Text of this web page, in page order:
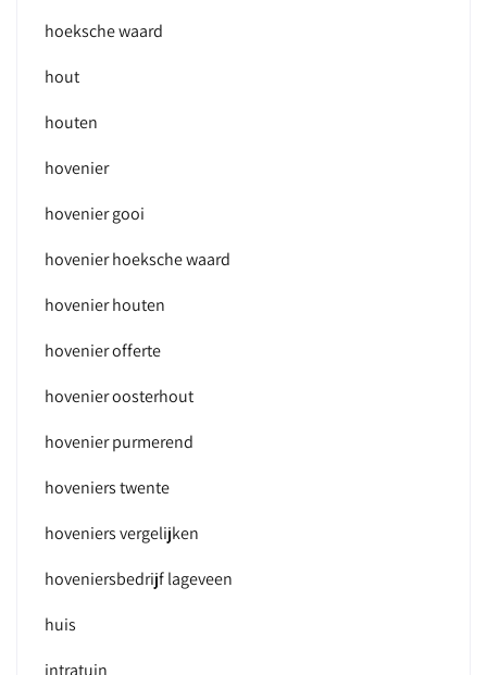
hoeksche waard
hout
houten
hovenier
hovenier gooi
hovenier hoeksche waard
hovenier houten
hovenier offerte
hovenier oosterhout
hovenier purmerend
hoveniers twente
hoveniers vergelijken
hoveniersbedrijf lageveen
huis
intratuin